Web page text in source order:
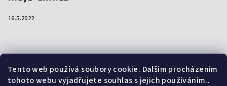
Tento web používá soubory cookie. Dalším procházením
tohoto webu vyjadřujete souhlas s jejich používáním..
16.5.2022
Přijímáme online platby